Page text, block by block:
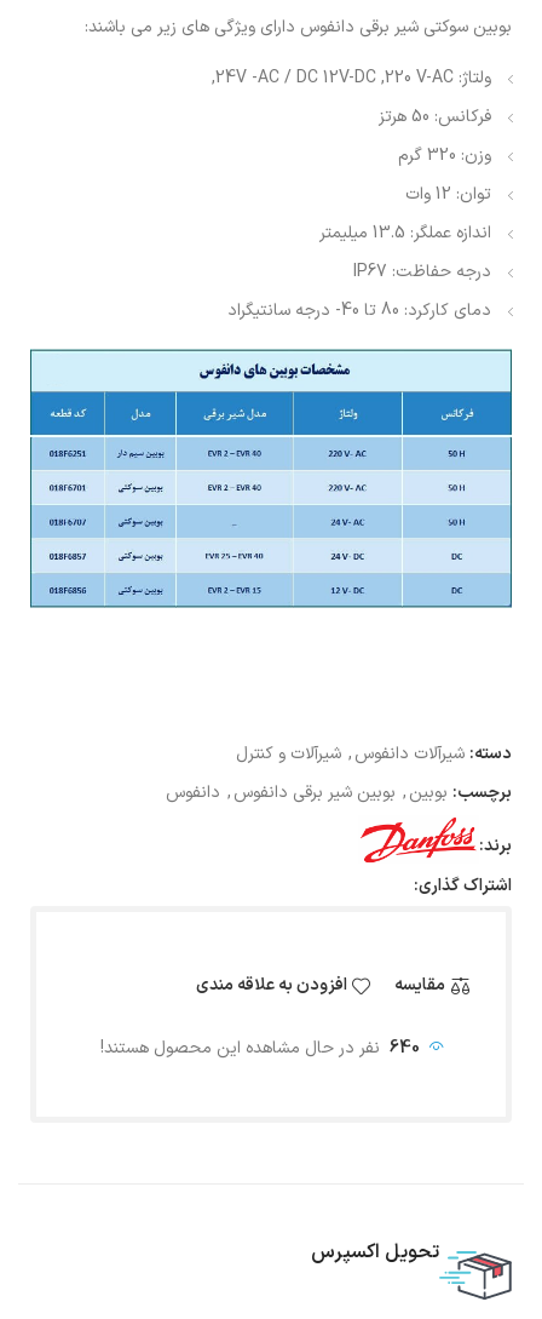
بوبین سوکتی شیر برقی دانفوس دارای ویژگی های زیر می باشند:
ولتاژ: 24V -AC / DC 12V-DC ,220 V-AC,
فرکانس: 50 هرتز
وزن: 320 گرم
توان: 12 وات
اندازه عملگر: 13.5 میلیمتر
درجه حفاظت: IP67
دمای کارکرد: 80 تا 40- درجه سانتیگراد
دسته: شیرآلات دانفوس, شیرآلات و کنترل
برچسب: بوبین, بوبین شیر برقی دانفوس, دانفوس
برند:
اشتراک گذاری:
مقایسه افزودن به علاقه مندی
640 نفر در حال مشاهده این محصول هستند!
تحویل اکسپرس